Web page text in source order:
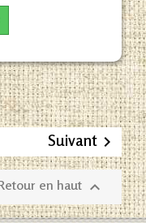
Suivant 
en haut 